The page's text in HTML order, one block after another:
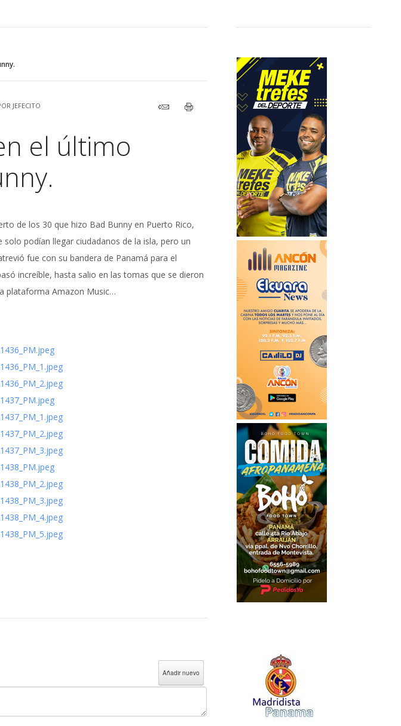
JEFECITO
el último
de los 30 que hizo Bad Bunny en Puerto Rico,
solo podían llegar ciudadanos de la isla, pero un
fue con su bandera de Panamá para el
increíble, hasta salio en las tomas que se dieron
plataforma Amazon Music…
Añadir nuevo